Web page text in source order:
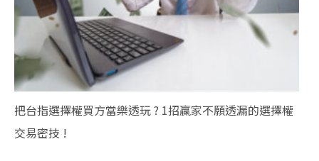
把台指選擇權買方當樂透玩 ? 1招贏家不願透漏的選擇權
交易密技 !